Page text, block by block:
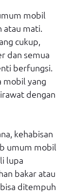
mobil
atau mati.
cukup,
dan semua
berfungsi.
mobil yang
dengan
kehabisan
umum mobil
lupa
bakar atau
ditempuh